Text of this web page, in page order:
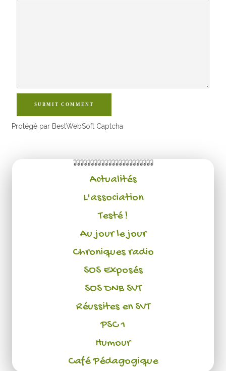
SUBMIT COMMENT
Protégé par BestWebSoft Captcha
Actualités
L'association
Testé !
Au jour le jour
Chroniques radio
SOS Exposés
SOS DNB SVT
Réussites en SVT
PSC 1
Humour
Café Pédagogique